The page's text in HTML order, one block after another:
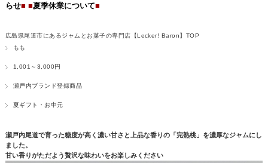
らせ■ ■夏季休業について■
広島県尾道市にあるジャムとお菓子の専門店【Lecker! Baron】TOP
もも
1,001～3,000円
瀬戸内ブランド登録商品
夏ギフト・お中元
瀬戸内尾道で育った糖度が高く濃い甘さと上品な香りの「完熟桃」を濃厚なジャムにし
ました。
甘い香りがただよう贅沢な味わいをお楽しみください